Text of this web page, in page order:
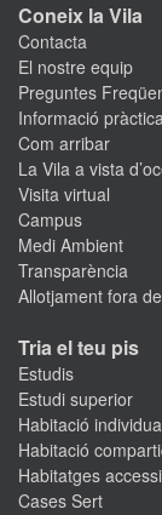
Coneix la Vila
Contacta
El nostre equip
Preguntes
Informació
Com arribar
La Vila a vista
Visita virtual
Campus
Medi Ambient
Transparència
Allotjament fora
Tria el teu pis
Estudis
Estudi superior
Habitació
Habitació
Habitatges
Cases Sert